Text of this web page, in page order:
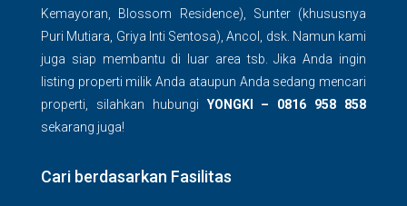
Kemayoran, Blossom Residence), Sunter (khususnya
Puri Mutiara, Griya Inti Sentosa), Ancol, dsk. Namun kami
juga siap membantu di luar area tsb. Jika Anda ingin
listing properti milik Anda ataupun Anda sedang mencari
properti, silahkan hubungi YONGKI – 0816 958 858
sekarang juga!
Cari berdasarkan Fasilitas